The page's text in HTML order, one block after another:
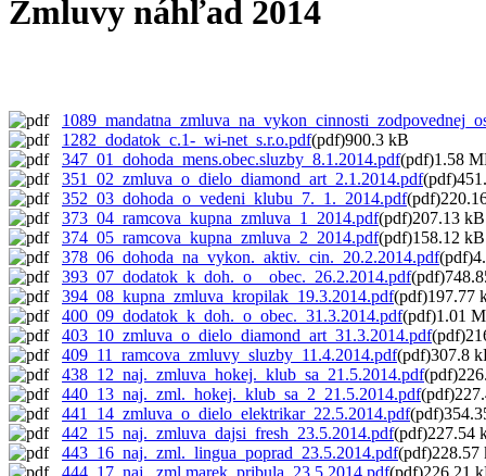
Zmluvy náhľad 2014
1282_dodatok_c.1-_wi-net_s.r.o.pdf(pdf)900.3 kB
347_01_dohoda_mens.obec.sluzby_8.1.2014.pdf(pdf)1.58
351_02_zmluva_o_dielo_diamond_art_2.1.2014.pdf
352_03_dohoda_o_vedeni_klubu_7._1._2014.pdf
373_04_ramcova_kupna_zmluva_1_2014.pdf(pdf)207.13 kB
374_05_ramcova_kupna_zmluva_2_2014.pdf(pdf)158.12 kB
378_06_dohoda_na_vykon._aktiv._cin._20.2.2014.pdf
393_07_dodatok_k_doh._o__obec._26.2.2014.pdf
394_08_kupna_zmluva_kropilak_19.3.2014.pdf(pdf)197.77
400_09_dodatok_k_doh._o_obec._31.3.2014.pdf(pdf)1.01
403_10_zmluva_o_dielo_diamond_art_31.3.2014.pdf
409_11_ramcova_zmluvy_sluzby_11.4.2014.pdf(pdf)307.8
438_12_naj._zmluva_hokej._klub_sa_21.5.2014.pdf
440_13_naj._zml._hokej._klub_sa_2_21.5.2014.pdf
441_14_zmluva_o_dielo_elektrikar_22.5.2014.pdf
442_15_naj._zmluva_dajsi_fresh_23.5.2014.pdf(pdf)227.54
443_16_naj._zml._lingua_poprad_23.5.2014.pdf(pdf)228.57
444_17_naj._zml.marek_pribula_23.5.2014.pdf(pdf)226.21